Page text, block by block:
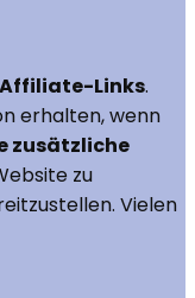
Affiliate-Links.
erhalten, wenn
zusätzliche
zu
Vielen